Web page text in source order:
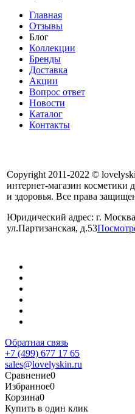
Главная
Отзывы
Блог
Коллекции
Бренды
Доставка
Акции
Вопрос ответ
Новости
Каталог
Контакты
Copyright 2011-2022 ©
интернет-магазин косметики
и здоровья. Все права
Юридический адрес: г.
ул.Партизанская, д.53
Обратная связь
+7 (499) 677 17 65
sales@lovelyskin.ru
Сравнение0
Избранное0
Корзина0
Купить в один клик